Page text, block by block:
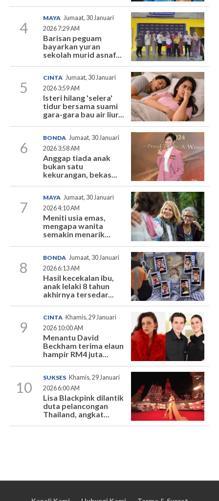
4
MAYA Jumaat, 30 Januari
2026 7:29 AM
Barisan peguam
bayarkan yuran
sekolah murid asnaf...
5
CINTA Jumaat, 30 Januari
2026 3:59 AM
Isteri hilang 'selera'
tidur bersama suami
gara-gara bau air liur...
6
BONDA Jumaat, 30 Januari
2026 3:58 AM
Anggap tiada anak
bukan satu
kekurangan, bekas...
7
MAYA Jumaat, 30 Januari
2026 4:10 AM
Meniti usia emas,
mengapa wanita
semakin menarik...
8
BONDA Jumaat, 30 Januari
2026 6:13 AM
Hasil kecekalan ibu,
anak lelaki 8 tahun
akhirnya tersedar...
9
CINTA Khamis, 29 Januari
2026 10:00 AM
Menantu David
Beckham terima elaun
hampir RM4 juta...
10
SUKSES Khamis, 29 Januari
2026 6:00 AM
Lisa Blackpink dilantik
duta pelancongan
Thailand, angkat...